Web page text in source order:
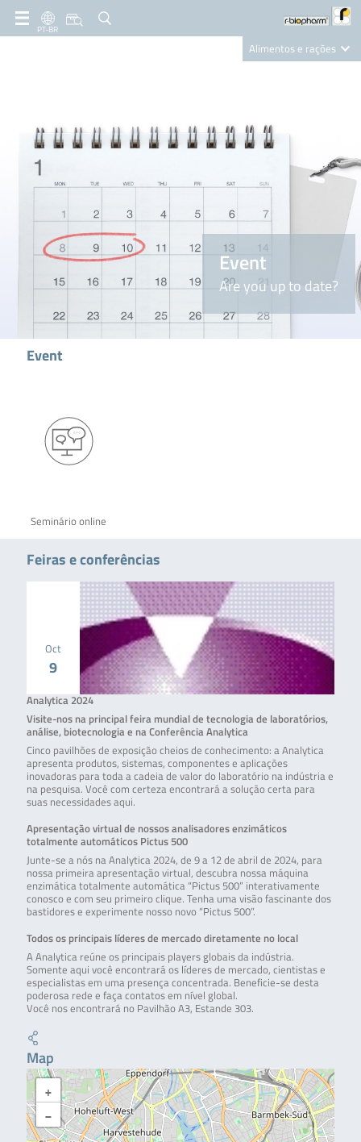
PT-BR
Alimentos e rações
Nutrition Care
Event
Are you up to date?
Event
Seminário online
Feiras e conferências
Oct
9
Analytica 2024
Visite-nos na principal feira mundial de tecnologia de laboratórios,
análise, biotecnologia e na Conferência Analytica
Cinco pavilhões de exposição cheios de conhecimento: a Analytica
apresenta produtos, sistemas, componentes e aplicações
inovadoras para toda a cadeia de valor do laboratório na indústria e
na pesquisa. Você com certeza encontrará a solução certa para
suas necessidades aqui.
Apresentação virtual de nossos analisadores enzimáticos
totalmente automáticos Pictus 500
Junte-se a nós na Analytica 2024, de 9 a 12 de abril de 2024, para
nossa primeira apresentação virtual, descubra nossa máquina
enzimática totalmente automática “Pictus 500” interativamente
conosco e com seu primeiro clique. Tenha uma visão fascinante dos
bastidores e experimente nosso novo “Pictus 500”.
Todos os principais líderes de mercado diretamente no local
A Analytica reúne os principais players globais da indústria.
Somente aqui você encontrará os líderes de mercado, cientistas e
especialistas em uma presença concentrada. Beneficie-se desta
poderosa rede e faça contatos em nível global.
Você nos encontrará no Pavilhão A3, Estande 303.
Map
+
−